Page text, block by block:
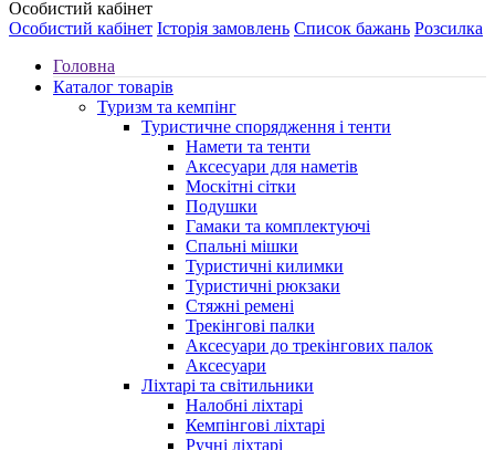
Особистий кабінет
Особистий кабінет Історія замовлень Список бажань Розсилка
Головна
Каталог товарів
Туризм та кемпінг
Туристичне спорядження і тенти
Намети та тенти
Аксесуари для наметів
Москітні сітки
Подушки
Гамаки та комплектуючі
Спальні мішки
Туристичні килимки
Туристичні рюкзаки
Стяжні ремені
Трекінгові палки
Аксесуари до трекінгових палок
Аксесуари
Ліхтарі та світильники
Налобні ліхтарі
Кемпінгові ліхтарі
Ручні ліхтарі